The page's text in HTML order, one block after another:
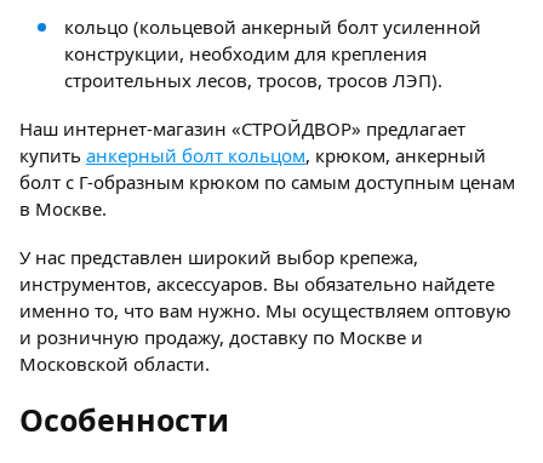
кольцо (кольцевой анкерный болт усиленной
конструкции, необходим для крепления
строительных лесов, тросов, тросов ЛЭП).
Наш интернет-магазин «СТРОЙДВОР» предлагает
купить анкерный болт кольцом, крюком, анкерный
болт с Г-образным крюком по самым доступным ценам
в Москве.
У нас представлен широкий выбор крепежа,
инструментов, аксессуаров. Вы обязательно найдете
именно то, что вам нужно. Мы осуществляем оптовую
и розничную продажу, доставку по Москве и
Московской области.
Особенности